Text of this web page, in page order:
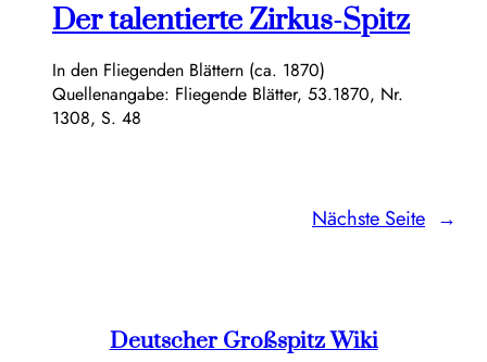
Der talentierte Zirkus-Spitz
In den Fliegenden Blättern (ca. 1870)
Quellenangabe: Fliegende Blätter, 53.1870, Nr.
1308, S. 48
Nächste Seite →
Deutscher Großspitz Wiki